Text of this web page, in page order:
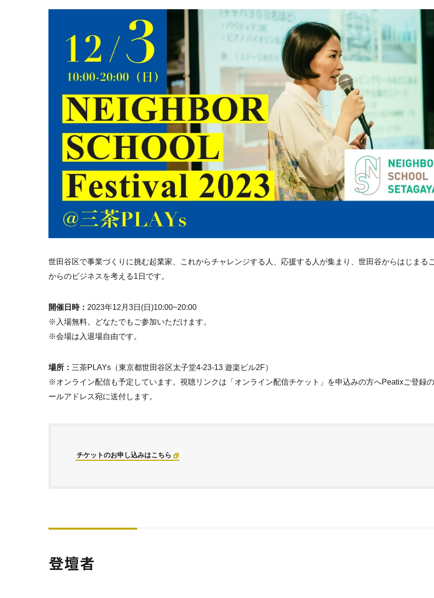
世田谷区で事業づくりに挑む起業家、これからチャレンジする人、応援する人が集まり、世田谷からはじまる
からのビジネスを考える1日です。
開催日時： 2023年12月3日(日)10:00~20:00
※入場無料。どなたでもご参加いただけます。
※会場は入退場自由です。
場所： 三茶PLAYs（東京都世田谷区太子堂4-23-13 遊楽ビル2F）
※オンライン配信も予定しています。視聴リンクは「オンライン配信チケット」を申込みの方へPeatixご登録
ールアドレス宛に送付します。
チケットのお申し込みはこちら
登壇者